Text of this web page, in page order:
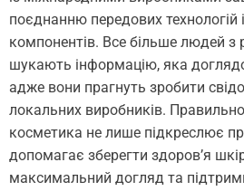
поєднанню передових технологій
компонентів. Все більше людей з
шукають інформацію, яка
адже вони прагнуть зробити
локальних виробників.
косметика не лише підкреслює
допомагає зберегти здоров’я
максимальний догляд та